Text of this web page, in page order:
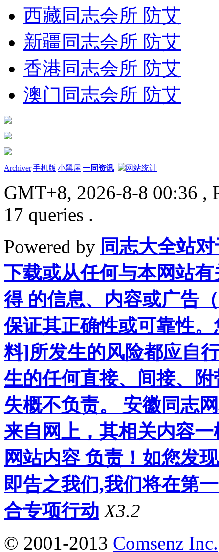
西藏同志会所 防艾
新疆同志会所 防艾
香港同志会所 防艾
澳门同志会所 防艾
Archiver|手机版|小黑屋|一同资讯 网站统计
GMT+8, 2026-8-8 00:36 ,
17 queries .
Powered by 同志大全站
下载或从任何与本网站
得 的信息、内容或广告
保证其正确性或可靠性
料]所发生的风险都应自
生的任何直接、间接、
失概不负责。 安徽同志
来自网上，其相关内容
网站内容 负责！如您发
即告之我们,我们将在第
合专项行动 X3.2
© 2001-2013 Comsenz Inc.